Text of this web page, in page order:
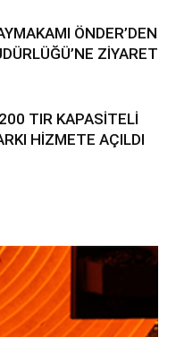
ÖNDER’DEN
ZİYARET
TIR KAPASİTELİ
HİZMETE AÇILDI